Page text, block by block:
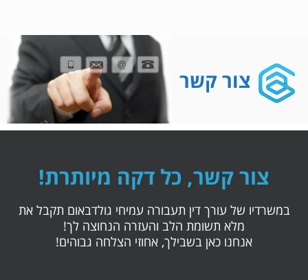
צור קשר
צור קשר, כל דקה מיותרת!
במשרדיו של עורך דין תעבורה עמיחי גולדבאום תקבל את
מלא תשומת הלב והעזרה הנחוצה לך!
אנחנו כאן בשבילך, אחוזי הצלחה גבוהים!